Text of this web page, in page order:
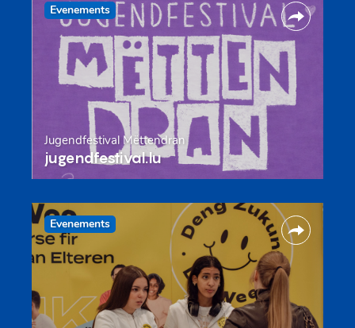
Evenements
Jugendfestival Mëttendran
jugendfestival.lu
Evenements